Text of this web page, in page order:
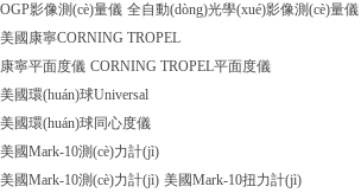
OGP影像測(cè)量儀 全自動(dòng)光學(xué)影像測(cè)量儀
美國康寧CORNING TROPEL
康寧平面度儀 CORNING TROPEL平面度儀
美國環(huán)球Universal
美國環(huán)球同心度儀
美國Mark-10測(cè)力計(jì)
美國Mark-10測(cè)力計(jì) 美國Mark-10扭力計(jì)